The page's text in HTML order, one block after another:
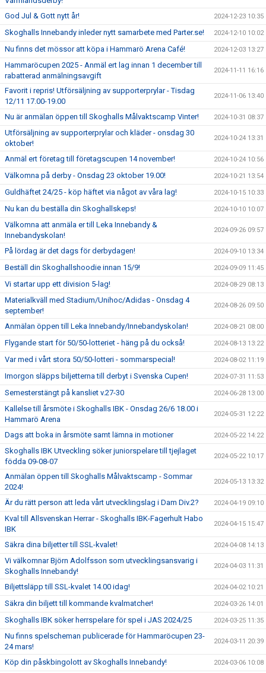
God Jul & Gott nytt år! 2024-12-23 10:35
Skoghalls Innebandy inleder nytt samarbete med Parter.se! 2024-12-10 10:02
Nu finns det mössor att köpa i Hammarö Arena Café! 2024-12-03 13:27
Hammaröcupen 2025 - Anmäl ert lag innan 1 december till
rabatterad anmälningsavgift
2024-11-11 16:16
Favorit i repris! Utförsäljning av supporterprylar - Tisdag
12/11 17.00-19.00
2024-11-06 13:40
Nu är anmälan öppen till Skoghalls Målvaktscamp Vinter! 2024-10-31 08:37
Utförsäljning av supporterprylar och kläder - onsdag 30
oktober!
2024-10-24 13:31
Anmäl ert företag till företagscupen 14 november! 2024-10-24 10:56
Välkomna på derby - Onsdag 23 oktober 19.00! 2024-10-21 13:54
Guldhäftet 24/25 - köp häftet via något av våra lag! 2024-10-15 10:33
Nu kan du beställa din Skoghallskeps! 2024-10-10 10:07
Välkomna att anmäla er till Leka Innebandy &
Innebandyskolan!
2024-09-26 09:57
På lördag är det dags för derbydagen! 2024-09-10 13:34
Beställ din Skoghallshoodie innan 15/9! 2024-09-09 11:45
Vi startar upp ett division 5-lag! 2024-08-29 08:13
Materialkväll med Stadium/Unihoc/Adidas - Onsdag 4
september!
2024-08-26 09:50
Anmälan öppen till Leka Innebandy/Innebandyskolan! 2024-08-21 08:00
Flygande start för 50/50-lotteriet - häng på du också! 2024-08-13 13:22
Var med i vårt stora 50/50-lotteri - sommarspecial! 2024-08-02 11:19
Imorgon släpps biljetterna till derbyt i Svenska Cupen! 2024-07-31 11:53
Semesterstängt på kansliet v.27-30 2024-06-28 13:00
Kallelse till årsmöte i Skoghalls IBK - Onsdag 26/6 18.00 i
Hammarö Arena
2024-05-31 12:22
Dags att boka in årsmöte samt lämna in motioner 2024-05-22 14:22
Skoghalls IBK Utveckling söker juniorspelare till tjejlaget
födda 09-08-07
2024-05-22 10:17
Anmälan öppen till Skoghalls Målvaktscamp - Sommar
2024!
2024-05-13 13:32
Är du rätt person att leda vårt utvecklingslag i Dam Div.2? 2024-04-19 09:10
Kval till Allsvenskan Herrar - Skoghalls IBK-Fagerhult Habo
IBK
2024-04-15 15:47
Säkra dina biljetter till SSL-kvalet! 2024-04-08 14:13
Vi välkomnar Björn Adolfsson som utvecklingsansvarig i
Skoghalls Innebandy!
2024-04-03 11:31
Biljettsläpp till SSL-kvalet 14.00 idag! 2024-04-02 10:21
Säkra din biljett till kommande kvalmatcher! 2024-03-26 14:01
Skoghalls IBK söker herrspelare för spel i JAS 2024/25 2024-03-25 11:35
Nu finns spelscheman publicerade för Hammaröcupen 23-
24 mars!
2024-03-11 20:39
Köp din påskbingolott av Skoghalls Innebandy! 2024-03-06 10:08